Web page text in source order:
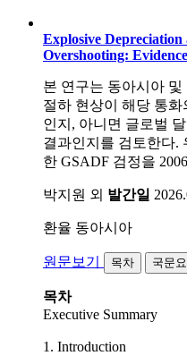
Explosive
Overshooting:
본 연구는 동아시아
절하 현상이 해당 통
인지, 아니면 글로벌
결과인지를 검토한다.
한 GSADF 검정을
박지원 외 발간일
환율 동아시아
원문보기 목차 국문
목차
Executive Summary
1. Introduction